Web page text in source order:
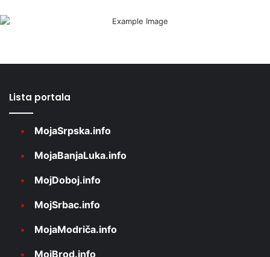
Lista portala
MojaSrpska.info
MojaBanjaLuka.info
MojDoboj.info
MojSrbac.info
MojaModriča.info
MojBrod.info